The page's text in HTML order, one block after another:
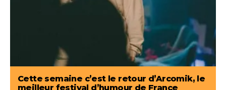
Cette semaine c’est le retour d’Arcomik, le
meilleur festival d’humour de France